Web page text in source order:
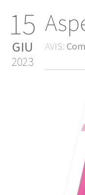
15
GIU
2023
AVIS: